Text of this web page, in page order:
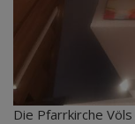
Die Pfarrkirche